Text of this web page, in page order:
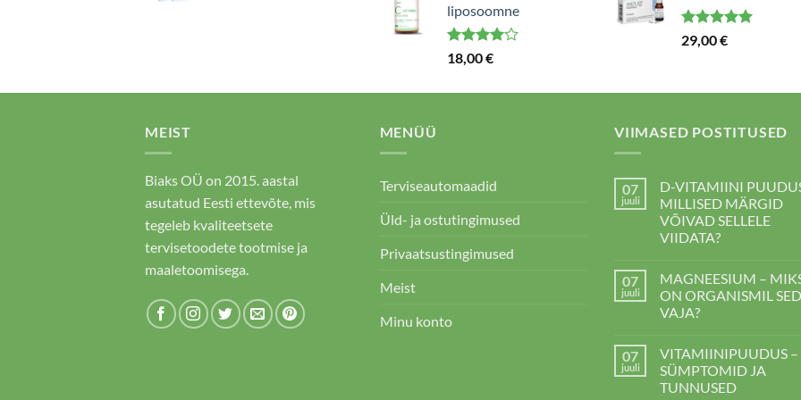
liposoomne
Hinnanguga
4.00
18,00€
Hinnanguga
5.00
29,00€
MEIST
Biaks OÜ on 2015. aastal
asutatud Eesti ettevõte, mis
tegeleb kvaliteetsete
tervisetoodete tootmise ja
maaletoomisega.
MENÜÜ
Terviseautomaadid
Üld- ja ostutingimused
Privaatsustingimused
Meist
Minu konto
VIIMASED POSTITUSED
07
juuli
D-VITAMIINI
MILLISED MÄRGID
VÕIVAD SELLELE
VIIDATA?
PUUDUS
–
MILLISED
MÄRGID
VIIDATA?
ei
ole
07
juuli
MAGNEESIUM –
ON ORGANISMIL
VAJA?
MIKS
ON
ORGANISMIL
SEDA
ei
ole
07
juuli
VITAMIINIPUUDUS –
SÜMPTOMID JA
TUNNUSED